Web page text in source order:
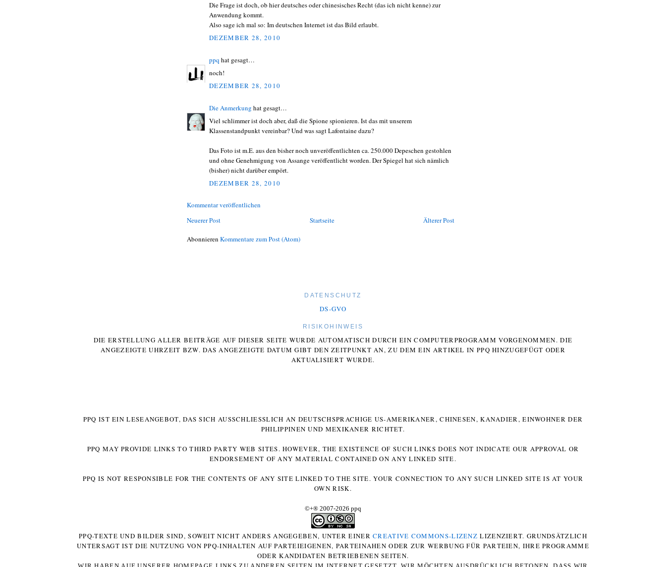
Die Frage ist doch, ob hier deutsches oder chinesisches Recht (das ich nicht kenne) zur
Anwendung kommt.
Also sage ich mal so: Im deutschen Internet ist das Bild erlaubt.
DEZEMBER 28, 2010
ppq hat gesagt…
noch!
DEZEMBER 28, 2010
Die Anmerkung hat gesagt…
Viel schlimmer ist doch aber, daß die Spione spionieren. Ist das mit unserem
Klassenstandpunkt vereinbar? Und was sagt Lafontaine dazu?
Das Foto ist m.E. aus den bisher noch unveröffentlichten ca. 250.000 Depeschen gestohlen
und ohne Genehmigung von Assange veröffentlicht worden. Der Spiegel hat sich nämlich
(bisher) nicht darüber empört.
DEZEMBER 28, 2010
Kommentar veröffentlichen
Neuerer Post
Älterer Post
Startseite
Abonnieren Kommentare zum Post (Atom)
DATENSCHUTZ
DS-GVO
RISIKOHINWEIS
DIE ERSTELLUNG ALLER BEITRÄGE AUF DIESER SEITE WURDE AUTOMATISCH DURCH EIN COMPUTERPROGRAMM VORGENOMMEN. DIE
ANGEZEIGTE UHRZEIT BZW. DAS ANGEZEIGTE DATUM GIBT DEN ZEITPUNKT AN, ZU DEM EIN ARTIKEL IN PPQ HINZUGEFÜGT ODER
AKTUALISIERT WURDE.
PPQ IST EIN LESEANGEBOT, DAS SICH AUSSCHLIESSLICH AN DEUTSCHSPRACHIGE US-AMERIKANER, CHINESEN, KANADIER, EINWOHNER DER P
HILIPPINEN UND MEXIKANER RICHTET.
PPQ MAY PROVIDE LINKS TO THIRD PARTY WEB SITES. HOWEVER, THE EXISTENCE OF SUCH LINKS DOES NOT INDICATE OUR APPROVAL OR
ENDORSEMENT OF ANY MATERIAL CONTAINED ON ANY LINKED SITE.
PPQ IS NOT RESPONSIBLE FOR THE CONTENTS OF ANY SITE LINKED TO THE SITE. YOUR CONNECTION TO ANY SUCH LINKED SITE IS AT YOUR
OWN RISK.
©+® 2007-2026 ppq
PPQ-TEXTE UND BILDER SIND, SOWEIT NICHT ANDERS ANGEGEBEN, UNTER EINERCREATIVE COMMONS-LIZENZ LIZENZIERT. GRUNDSÄTZLICH
UNTERSAGT IST DIE NUTZUNG VON PPQ-INHALTEN AUF PARTEIEIGENEN, PARTEINAHEN ODER ZUR WERBUNG FÜR PARTEIEN, IHRE PROGRAMME
ODER KANDIDATEN BETRIEBENEN SEITEN.